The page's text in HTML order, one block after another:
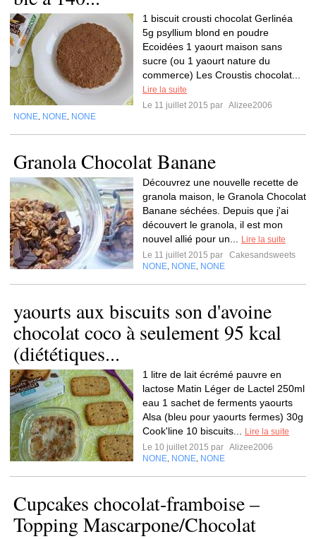
1 biscuit crousti chocolat Gerlinéa
5g psyllium blond en poudre
Ecoidées 1 yaourt maison sans
sucre (ou 1 yaourt nature du
commerce) Les Croustis chocolat...
Lire la suite
Le 11 juillet 2015 par Alizee2006
NONE NONE NONE
Granola Chocolat Banane
Découvrez une nouvelle recette de
granola maison, le Granola Chocolat
Banane séchées. Depuis que j'ai
découvert le granola, il est mon
nouvel allié pour un...
Lire la suite
Le 11 juillet 2015 par
Cakesandsweets
NONE NONE NONE
yaourts aux biscuits son d'avoine
chocolat coco à seulement 95 kcal
(diététiques...
1 litre de lait écrémé pauvre en
lactose Matin Léger de Lactel 250ml
eau 1 sachet de ferments yaourts
Alsa (bleu pour yaourts fermes) 30g
Cook'line 10 biscuits...
Lire la suite
Le 10 juillet 2015 par Alizee2006
NONE NONE NONE
Cupcakes chocolat-framboise –
Topping Mascarpone/Chocolat